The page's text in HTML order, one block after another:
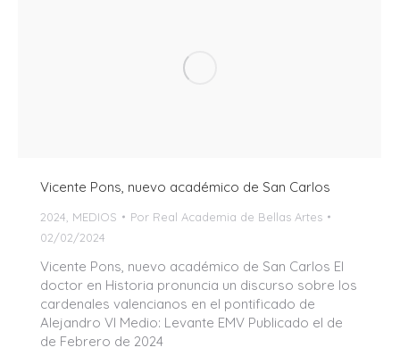
Vicente Pons, nuevo académico de San Carlos
2024 MEDIOS Por Real Academia de Bellas Artes
02/02/2024
Vicente Pons, nuevo académico de San Carlos El
doctor en Historia pronuncia un discurso sobre los
cardenales valencianos en el pontificado de
Alejandro VI Medio: Levante EMV Publicado el de
de Febrero de 2024